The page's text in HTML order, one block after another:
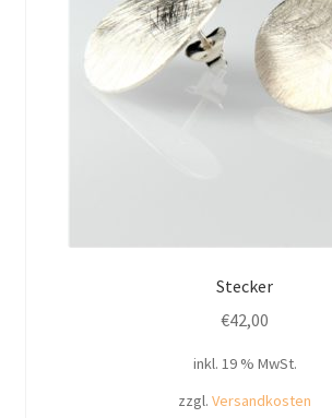
Stecker
€42,00
inkl. 19 % MwSt.
zzgl. Versandkosten